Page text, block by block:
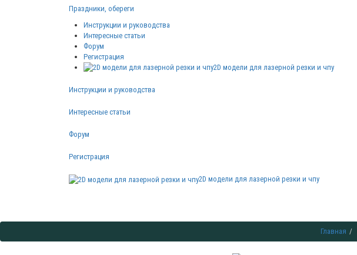
Праздники, обереги
Инструкции и руководства
Интересные статьи
Форум
Регистрация
2D модели для лазерной резки и чпу
Инструкции и руководства
Интересные статьи
Форум
Регистрация
2D модели для лазерной резки и чпу
Главная